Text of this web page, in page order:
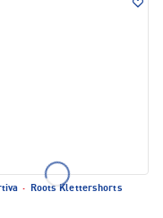
·
Roots Klettershorts